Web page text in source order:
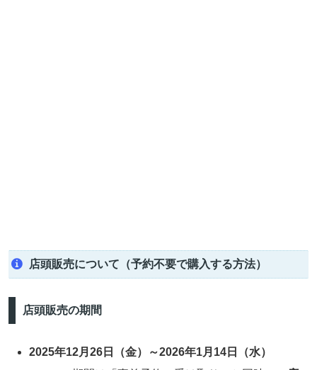
店頭販売について（予約不要で購入する方法）
店頭販売の期間
2025年12月26日（金）～2026年1月14日（水）